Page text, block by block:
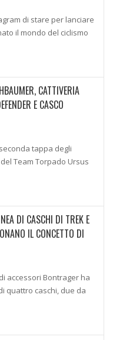
di stare per lanciare
il mondo del ciclismo
CATTIVERIA
E CASCO
tappa degli
Team Torpado Ursus
DI CASCHI DI TREK E
IL CONCETTO DI
accessori Bontrager ha
quattro caschi, due da